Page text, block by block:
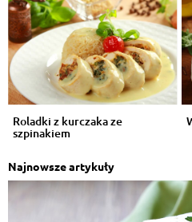
Roladki z kurczaka ze
szpinakiem
Najnowsze artykuły